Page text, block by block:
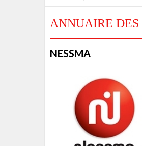
ANNUAIRE DES
NESSMA